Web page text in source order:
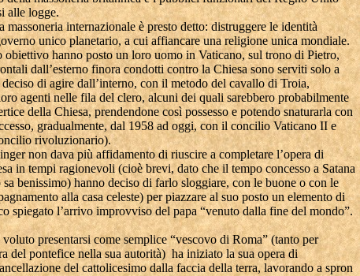
alle logge.
massoneria internazionale è presto detto: distruggere le identità
unico planetario, a cui affiancare una religione unica mondiale.
obiettivo hanno posto un loro uomo in Vaticano, sul trono di Pietro,
dall’esterno finora condotti contro la Chiesa sono serviti solo a
di agire dall’interno, con il metodo del cavallo di Troia,
agenti nelle fila del clero, alcuni dei quali sarebbero probabilmente
della Chiesa, prendendone così possesso e potendo snaturarla con
gradualmente, dal 1958 ad oggi, con il concilio Vaticano II e
rivoluzionario).
non dava più affidamento di riuscire a completare l’opera di
in tempi ragionevoli (cioè brevi, dato che il tempo concesso a Satana
sa benissimo) hanno deciso di farlo sloggiare, con le buone o con le
alla casa celeste) per piazzare al suo posto un elemento di
spiegato l’arrivo improvviso del papa “venuto dalla fine del mondo”.
presentarsi come semplice “vescovo di Roma” (tanto per
del pontefice nella sua autorità) ha iniziato la sua opera di
del cattolicesimo dalla faccia della terra, lavorando a spron